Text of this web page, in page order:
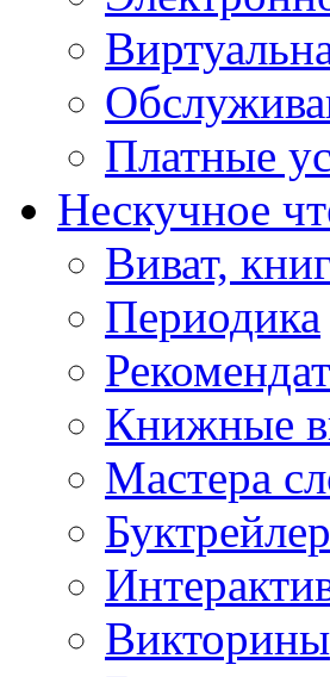
Платные
Нескучное
Виват,
Периодика
Книжные
Мастера
Викторины